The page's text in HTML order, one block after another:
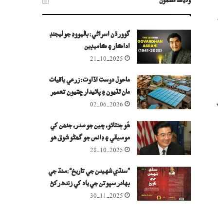
گوورڌن اسراڻي: باليووڊ جو ليجنڊ
اداڪار ۽ ڪاميڊين
21-10-2025
ماحول دوست اڏاوت: زرعي باقيات
مان ٿڌيون ۽ پائيدار ڇتيون تعمير
ڪريو02-06-2026
هُو جِنتائو، چين جو صدر، جنھن کي
موسيقي ۽ ڊانس جو گھڻو شوق ھو
28-10-2025
”سنڌي شهيدن جي تاريخ“:سنڌ جي
بهادر سپوتن جي ياد کي زنده رکڻ
جي ڪوشش
30-11-2025